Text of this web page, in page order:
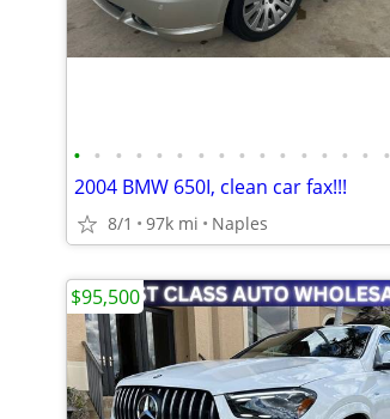
• • • • • • • • • • • • • • • •
2004 BMW 650I, clean car fax!!!
8/1 97k mi Naples
$95,500